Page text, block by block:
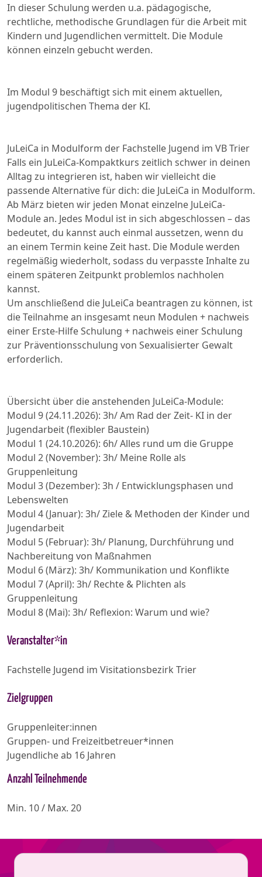
In dieser Schulung werden u.a. pädagogische,
rechtliche, methodische Grundlagen für die Arbeit mit
Kindern und Jugendlichen vermittelt. Die Module
können einzeln gebucht werden.
Im Modul 9 beschäftigt sich mit einem aktuellen,
jugendpolitischen Thema der KI.
JuLeiCa in Modulform der Fachstelle Jugend im VB Trier
Falls ein JuLeiCa-Kompaktkurs zeitlich schwer in deinen
Alltag zu integrieren ist, haben wir vielleicht die
passende Alternative für dich: die JuLeiCa in Modulform.
Ab März bieten wir jeden Monat einzelne JuLeiCa-
Module an. Jedes Modul ist in sich abgeschlossen – das
bedeutet, du kannst auch einmal aussetzen, wenn du
an einem Termin keine Zeit hast. Die Module werden
regelmäßig wiederholt, sodass du verpasste Inhalte zu
einem späteren Zeitpunkt problemlos nachholen
kannst.
Um anschließend die JuLeiCa beantragen zu können, ist
die Teilnahme an insgesamt neun Modulen + nachweis
einer Erste-Hilfe Schulung + nachweis einer Schulung
zur Präventionsschulung von Sexualisierter Gewalt
erforderlich.
Übersicht über die anstehenden JuLeiCa-Module:
Modul 9 (24.11.2026): 3h/ Am Rad der Zeit- KI in der
Jugendarbeit (flexibler Baustein)
Modul 1 (24.10.2026): 6h/ Alles rund um die Gruppe
Modul 2 (November): 3h/ Meine Rolle als
Gruppenleitung
Modul 3 (Dezember): 3h / Entwicklungsphasen und
Lebenswelten
Modul 4 (Januar): 3h/ Ziele & Methoden der Kinder und
Jugendarbeit
Modul 5 (Februar): 3h/ Planung, Durchführung und
Nachbereitung von Maßnahmen
Modul 6 (März): 3h/ Kommunikation und Konflikte
Modul 7 (April): 3h/ Rechte & Plichten als
Gruppenleitung
Modul 8 (Mai): 3h/ Reflexion: Warum und wie?
Veranstalter*in
Fachstelle Jugend im Visitationsbezirk Trier
Zielgruppen
Gruppenleiter:innen
Gruppen- und Freizeitbetreuer*innen
Jugendliche ab 16 Jahren
Anzahl Teilnehmende
Min. 10 / Max. 20